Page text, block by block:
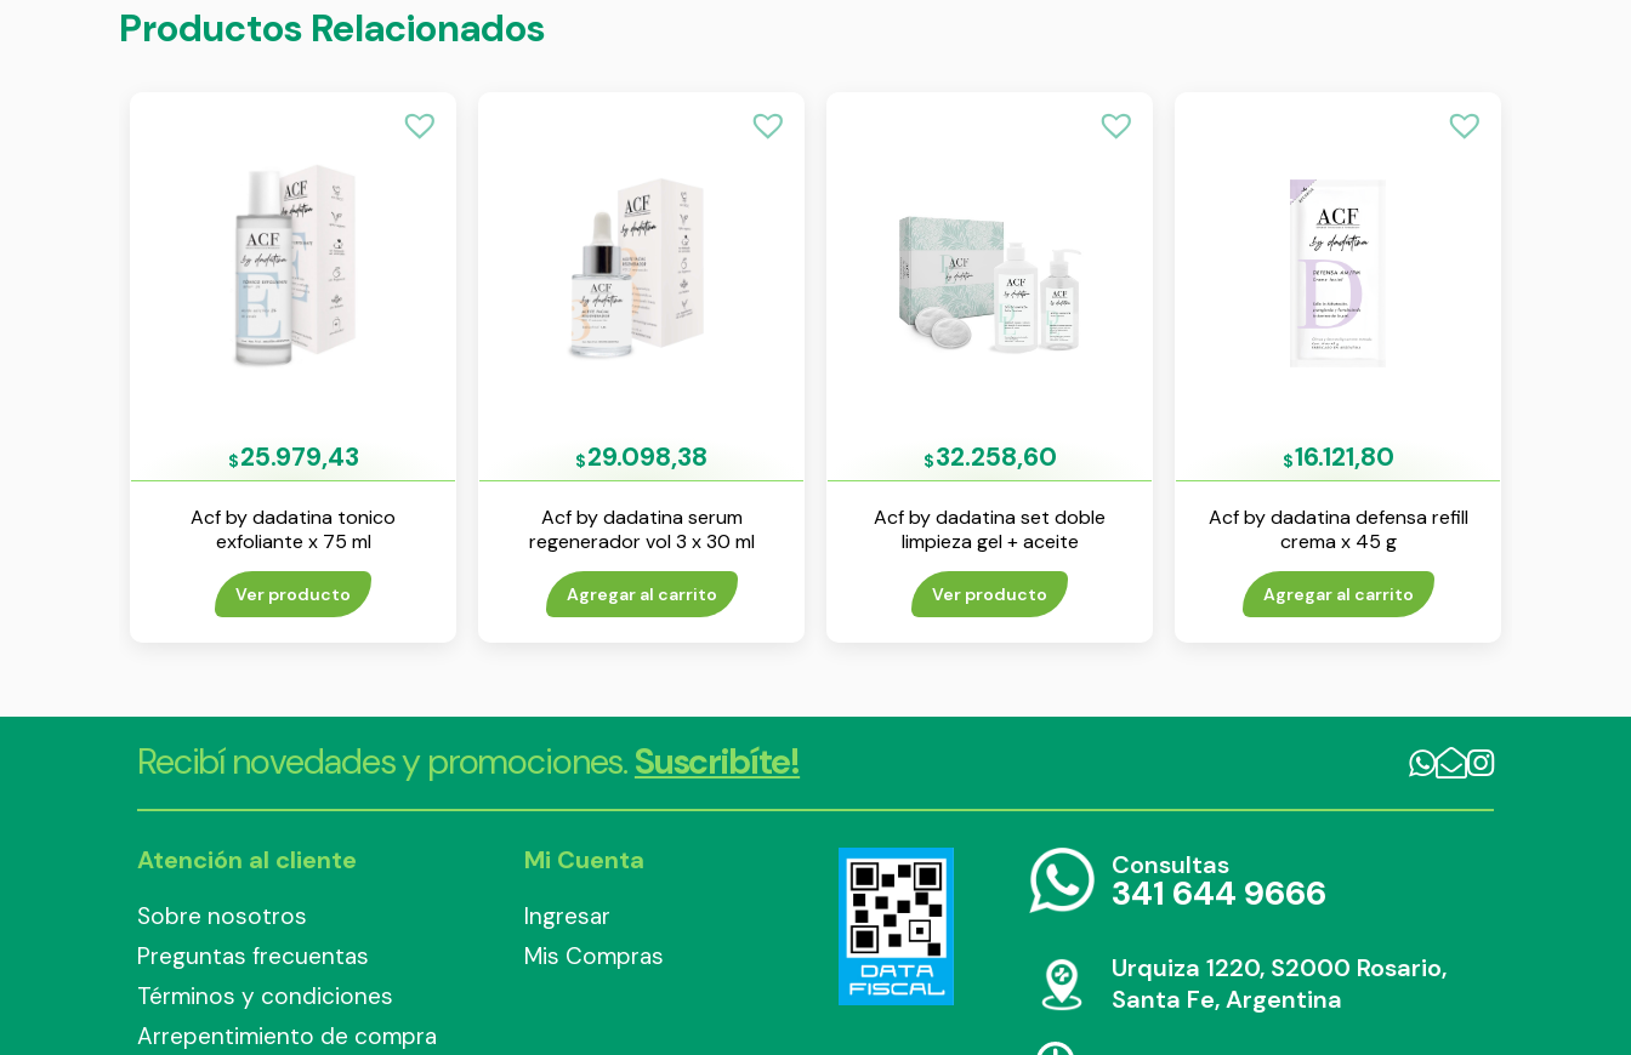
Productos Relacionados
$25.979,43
Acf by dadatina tonico
exfoliante x 75 ml
Ver producto
$29.098,38
Acf by dadatina serum
regenerador vol 3 x 30 ml
Agregar al carrito
$32.258,60
Acf by dadatina set doble
limpieza gel + aceite
Ver producto
$16.121,80
Acf by dadatina defensa refill
crema x 45 g
Agregar al carrito
Recibí novedades y promociones.Suscribíte!
Atención al cliente
Sobre nosotros
Preguntas frecuentas
Términos y condiciones
Arrepentimiento de compra
Mi Cuenta
Ingresar
Mis Compras
Consultas
341 644 9666
Urquiza 1220, S2000 Rosario,
Santa Fe, Argentina